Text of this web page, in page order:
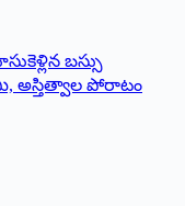
బస్సు
అస్తిత్వాల పోరాటం